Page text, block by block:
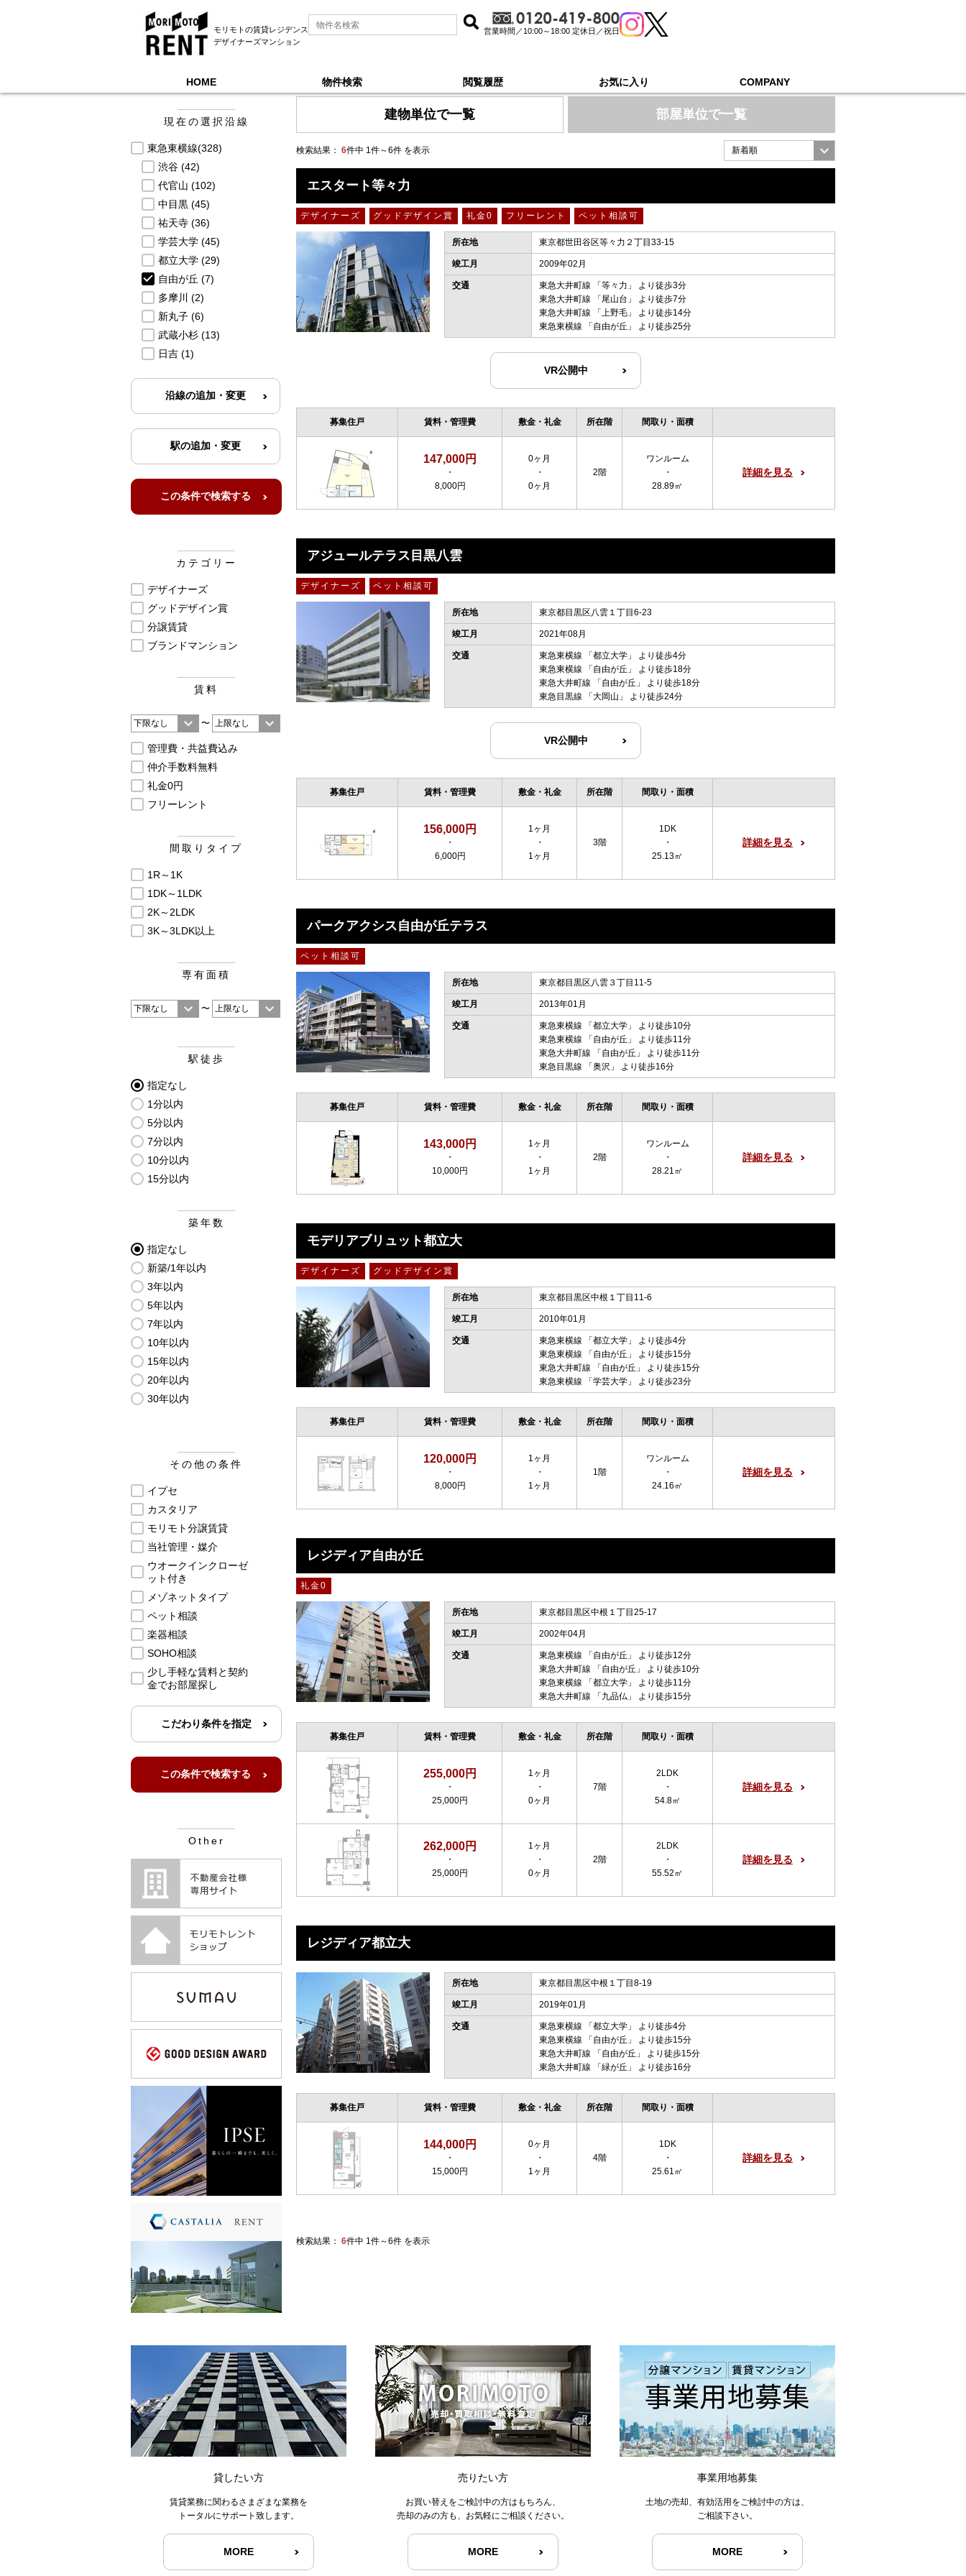
モリモトの賃貸レジデンス
デザイナーズマンション
営業時間／10:00～18:00 定休日／祝日
HOME 物件検索 閲覧履歴 お気に入り COMPANY
モリモトレントTOP ＞ 募集中物件一覧, 東急東横線自由が丘, 新着順 で探す
建物単位で一覧 部屋単位で一覧
検索結果： 6件中 1件～6件 を表示
エスタート等々力
デザイナーズ グッドデザイン賞 礼金0 フリーレント ペット相談可
所在地 東京都世田谷区等々力２丁目33-15
竣工月 2009年02月
交通 東急大井町線 「 等々力 」 より徒歩3分
東急大井町線 「 尾山台 」 より徒歩7分
東急大井町線 「 上野毛 」 より徒歩14分
東急東横線 「 自由が丘 」 より徒歩25分
VR公開中
募集住戸 賃料・管理費 敷金・礼金 所在階 間取り・面積
147,000円
・
8,000円
0ヶ月
・
0ヶ月
2階
ワンルーム
・
28.89㎡
詳細を見る
アジュールテラス目黒八雲
デザイナーズ ペット相談可
所在地 東京都目黒区八雲１丁目6-23
竣工月 2021年08月
交通 東急東横線 「 都立大学 」 より徒歩4分
東急東横線 「 自由が丘 」 より徒歩18分
東急大井町線 「 自由が丘 」 より徒歩18分
東急目黒線 「 大岡山 」 より徒歩24分
VR公開中
募集住戸 賃料・管理費 敷金・礼金 所在階 間取り・面積
156,000円
・
6,000円
1ヶ月
・
1ヶ月
3階
1DK
・
25.13㎡
詳細を見る
パークアクシス自由が丘テラス
ペット相談可
所在地 東京都目黒区八雲３丁目11-5
竣工月 2013年01月
交通 東急東横線 「 都立大学 」 より徒歩10分
東急東横線 「 自由が丘 」 より徒歩11分
東急大井町線 「 自由が丘 」 より徒歩11分
東急目黒線 「 奥沢 」 より徒歩16分
募集住戸 賃料・管理費 敷金・礼金 所在階 間取り・面積
143,000円
・
10,000円
1ヶ月
・
1ヶ月
2階
ワンルーム
・
28.21㎡
詳細を見る
モデリアブリュット都立大
デザイナーズ グッドデザイン賞
所在地 東京都目黒区中根１丁目11-6
竣工月 2010年01月
交通 東急東横線 「 都立大学 」 より徒歩4分
東急東横線 「 自由が丘 」 より徒歩15分
東急大井町線 「 自由が丘 」 より徒歩15分
東急東横線 「 学芸大学 」 より徒歩23分
募集住戸 賃料・管理費 敷金・礼金 所在階 間取り・面積
120,000円
・
8,000円
1ヶ月
・
1ヶ月
1階
ワンルーム
・
24.16㎡
詳細を見る
レジディア自由が丘
礼金0
所在地 東京都目黒区中根１丁目25-17
竣工月 2002年04月
交通 東急東横線 「 自由が丘 」 より徒歩12分
東急大井町線 「 自由が丘 」 より徒歩10分
東急東横線 「 都立大学 」 より徒歩11分
東急大井町線 「 九品仏 」 より徒歩15分
募集住戸 賃料・管理費 敷金・礼金 所在階 間取り・面積
255,000円
・
25,000円
1ヶ月
・
0ヶ月
7階
2LDK
・
54.8㎡
詳細を見る
262,000円
・
25,000円
1ヶ月
・
0ヶ月
2階
2LDK
・
55.52㎡
詳細を見る
レジディア都立大
所在地 東京都目黒区中根１丁目8-19
竣工月 2019年01月
交通 東急東横線 「 都立大学 」 より徒歩4分
東急東横線 「 自由が丘 」 より徒歩15分
東急大井町線 「 自由が丘 」 より徒歩15分
東急大井町線 「 緑が丘 」 より徒歩16分
募集住戸 賃料・管理費 敷金・礼金 所在階 間取り・面積
144,000円
・
15,000円
0ヶ月
・
1ヶ月
4階
1DK
・
25.61㎡
詳細を見る
検索結果： 6件中 1件～6件 を表示
現在の選択沿線
東急東横線(328)
渋谷 (42)
代官山 (102)
中目黒 (45)
祐天寺 (36)
学芸大学 (45)
都立大学 (29)
自由が丘 (7)
多摩川 (2)
新丸子 (6)
武蔵小杉 (13)
日吉 (1)
カテゴリー
デザイナーズ
グッドデザイン賞
分譲賃貸
ブランドマンション
賃料
〜
管理費・共益費込み
仲介手数料無料
礼金0円
フリーレント
間取りタイプ
1R～1K
1DK～1LDK
2K～2LDK
3K～3LDK以上
専有面積
〜
駅徒歩
指定なし
1分以内
5分以内
7分以内
10分以内
15分以内
築年数
指定なし
新築/1年以内
3年以内
5年以内
7年以内
10年以内
15年以内
20年以内
30年以内
その他の条件
イプセ
カスタリア
モリモト分譲賃貸
当社管理・媒介
ウオークインクローゼ
ット付き
メゾネットタイプ
ペット相談
楽器相談
SOHO相談
少し手軽な賃料と契約
金でお部屋探し
こだわり条件を指定
Other
貸したい方
賃貸業務に関わるさまざまな業務を
トータルにサポート致します。
MORE
売りたい方
お買い替えをご検討中の方はもちろん、
売却のみの方も、お気軽にご相談ください。
MORE
事業用地募集
土地の売却、有効活用をご検討中の方は、
ご相談下さい。
MORE